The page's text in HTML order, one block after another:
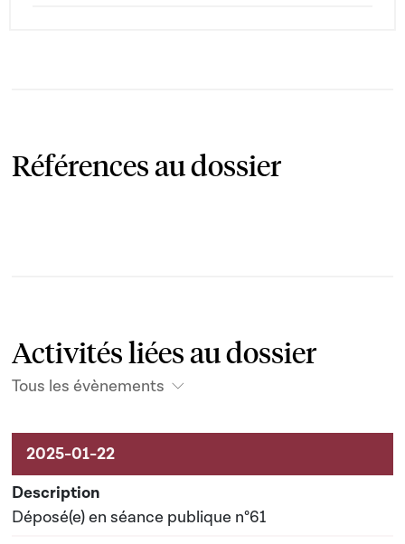
Références au dossier
Activités liées au dossier
Tous les évènements
Activités liées au dossier
Déposé(e) en séance publique n°61